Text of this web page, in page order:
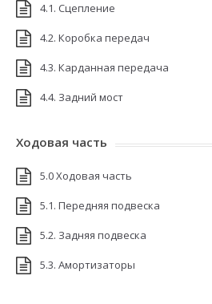
4.1. Сцепление
4.2. Коробка передач
4.3. Карданная передача
4.4. Задний мост
Ходовая часть
5.0 Ходовая часть
5.1. Передняя подвеска
5.2. Задняя подвеска
5.3. Амортизаторы